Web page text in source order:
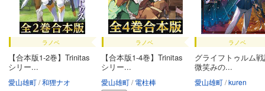
ラノベ
【合本版1-2巻】Trinitas
シリー...
愛山雄町 和狸ナオ
ラノベ
【合本版1-4巻】Trinitas
シリー...
愛山雄町 電柱棒
ラノベ
グライフトゥルム
微笑みの...
愛山雄町 kuren